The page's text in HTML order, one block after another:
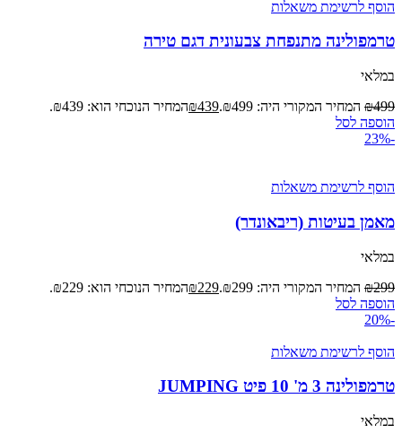
הוסף לרשימת משאלות
טרמפולינה מתנפחת צבעונית דגם טירה
במלאי
₪499 המחיר המקורי היה: ₪499. ₪439
המחיר הנוכחי הוא: ₪439.
הוספה לסל
-23%
הוסף לרשימת משאלות
מאמן בעיטות (ריבאונדר)
במלאי
₪299 המחיר המקורי היה: ₪299. ₪229
המחיר הנוכחי הוא: ₪229.
הוספה לסל
-20%
הוסף לרשימת משאלות
טרמפולינה 3 מ' 10 פיט JUMPING
במלאי